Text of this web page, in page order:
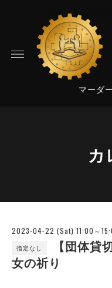
マーダ
カ
2023-04-22 (Sat) 11:00～
指定なし
【団体貸
女の祈り